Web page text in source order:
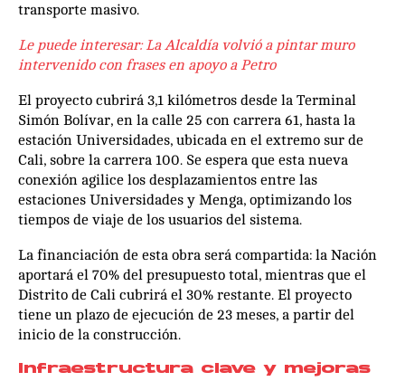
transporte masivo.
Le puede interesar:La Alcaldía volvió a pintar muro
intervenido con frases en apoyo a Petro
El proyecto cubrirá 3,1 kilómetros desde la Terminal
Simón Bolívar, en la calle 25 con carrera 61, hasta la
estación Universidades, ubicada en el extremo sur de
Cali, sobre la carrera 100. Se espera que esta nueva
conexión agilice los desplazamientos entre las
estaciones Universidades y Menga, optimizando los
tiempos de viaje de los usuarios del sistema.
La financiación de esta obra será compartida: la Nación
aportará el 70% del presupuesto total, mientras que el
Distrito de Cali cubrirá el 30% restante. El proyecto
tiene un plazo de ejecución de 23 meses, a partir del
inicio de la construcción.
Infraestructura clave y mejoras